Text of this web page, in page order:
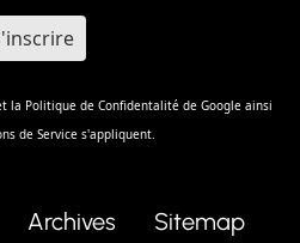
la Politique de Confidentalité de Google ainsi
de Service s'appliquent.
Archives
Sitemap